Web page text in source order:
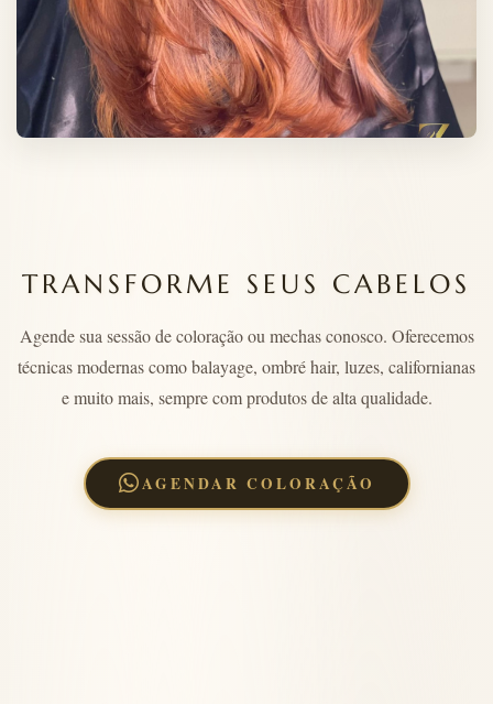
TRANSFORME SEUS CABELOS
Agende sua sessão de coloração ou mechas conosco. Oferecemos
técnicas modernas como balayage, ombré hair, luzes, californianas
e muito mais, sempre com produtos de alta qualidade.
AGENDAR COLORAÇÃO